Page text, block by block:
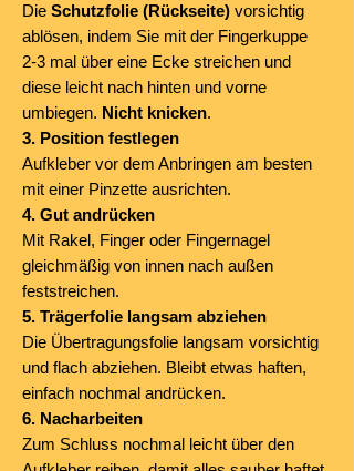
Die Schutzfolie (Rückseite) vorsichtig
ablösen, indem Sie mit der Fingerkuppe
2-3 mal über eine Ecke streichen und
diese leicht nach hinten und vorne
umbiegen. Nicht knicken.
3. Position festlegen
Aufkleber vor dem Anbringen am besten
mit einer Pinzette ausrichten.
4. Gut andrücken
Mit Rakel, Finger oder Fingernagel
gleichmäßig von innen nach außen
feststreichen.
5. Trägerfolie langsam abziehen
Die Übertragungsfolie langsam vorsichtig
und flach abziehen. Bleibt etwas haften,
einfach nochmal andrücken.
6. Nacharbeiten
Zum Schluss nochmal leicht über den